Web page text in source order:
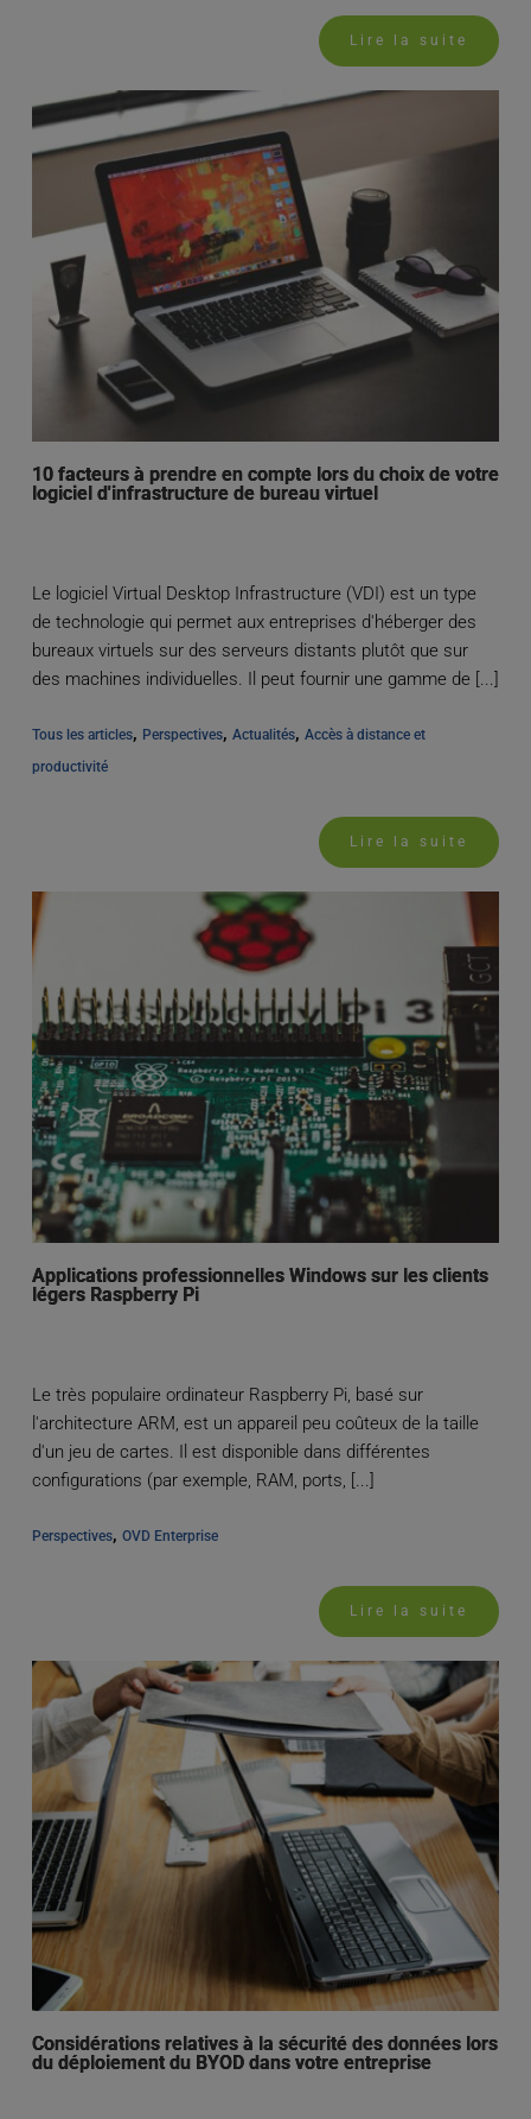
Lire la suite
10 facteurs à prendre en compte lors du choix de votre
logiciel d'infrastructure de bureau virtuel
Le logiciel Virtual Desktop Infrastructure (VDI) est un type
de technologie qui permet aux entreprises d'héberger des
bureaux virtuels sur des serveurs distants plutôt que sur
des machines individuelles. Il peut fournir une gamme de [...]
Tous les articles, Perspectives, Actualités, Accès à distance et
productivité
Lire la suite
Applications professionnelles Windows sur les clients
légers Raspberry Pi
Le très populaire ordinateur Raspberry Pi, basé sur
l'architecture ARM, est un appareil peu coûteux de la taille
d'un jeu de cartes. Il est disponible dans différentes
configurations (par exemple, RAM, ports, [...]
Perspectives, OVD Enterprise
Lire la suite
Considérations relatives à la sécurité des données lors
du déploiement du BYOD dans votre entreprise